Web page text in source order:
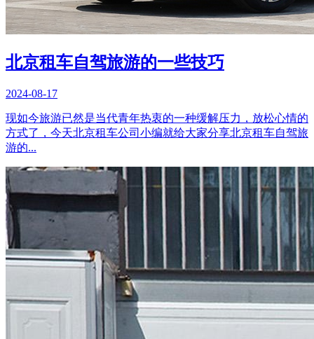
北京租车自驾旅游的一些技巧
2024-08-17
现如今旅游已然是当代青年热衷的一种缓解压力，放松心情的
方式了，今天北京租车公司小编就给大家分享北京租车自驾旅
游的...